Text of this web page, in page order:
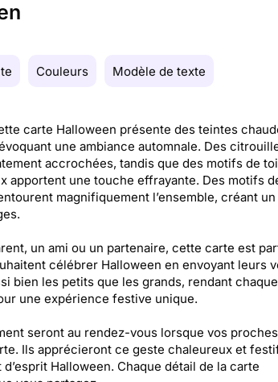
Couleurs Modèle de texte
carte Halloween présente des teintes
une ambiance automnale. Des
accrochées, tandis que des motifs de
apportent une touche effrayante. Des motifs
magnifiquement l’ensemble, créant
un ami ou un partenaire, cette carte est
célébrer Halloween en envoyant leurs
bien les petits que les grands, rendant chaque
une expérience festive unique.
seront au rendez-vous lorsque vos proches
Ils apprécieront ce geste chaleureux et
d’esprit Halloween. Chaque détail de la carte